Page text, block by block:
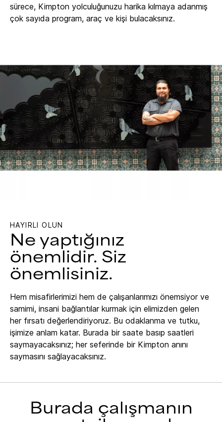
sürece, Kimpton yolculuğunuzu harika kılmaya adanmış
çok sayıda program, araç ve kişi bulacaksınız.
HAYIRLI OLUN
Ne yaptığınız
önemlidir. Siz
önemlisiniz.
Hem misafirlerimizi hem de çalışanlarımızı önemsiyor ve
samimi, insani bağlantılar kurmak için elimizden gelen
her fırsatı değerlendiriyoruz. Bu odaklanma ve tutku,
işimize anlam katar. Burada bir saate basıp saatleri
saymayacaksınız; her seferinde bir Kimpton anını
saymasını sağlayacaksınız.
Burada çalışmanın